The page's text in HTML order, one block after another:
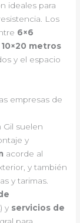
ideales para
Los
6×6
10×20 metros
y el espacio
empresas de
Gil suelen
y
acorde al
y también
y tarimas.
y servicios de